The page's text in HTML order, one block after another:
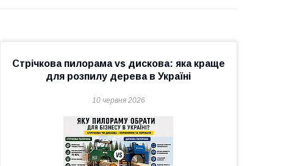
Стрічкова пилорама vs дискова: яка краще
для розпилу дерева в Україні
10 червня 2026